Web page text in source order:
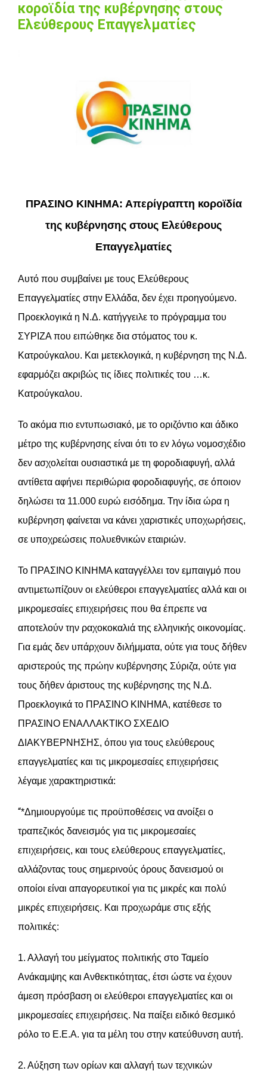
κοροϊδία της κυβέρνησης στους
Ελεύθερους Επαγγελματίες
ΠΡΑΣΙΝΟ ΚΙΝΗΜΑ: Απερίγραπτη κοροϊδία
της κυβέρνησης στους Ελεύθερους
Επαγγελματίες
Αυτό που συμβαίνει με τους Ελεύθερους
Επαγγελματίες στην Ελλάδα, δεν έχει προηγούμενο.
Προεκλογικά η Ν.Δ. κατήγγειλε το πρόγραμμα του
ΣΥΡΙΖΑ που ειπώθηκε δια στόματος του κ.
Κατρούγκαλου. Και μετεκλογικά, η κυβέρνηση της Ν.Δ.
εφαρμόζει ακριβώς τις ίδιες πολιτικές του …κ.
Κατρούγκαλου.
Το ακόμα πιο εντυπωσιακό, με το οριζόντιο και άδικο
μέτρο της κυβέρνησης είναι ότι το εν λόγω νομοσχέδιο
δεν ασχολείται ουσιαστικά με τη φοροδιαφυγή, αλλά
αντίθετα αφήνει περιθώρια φοροδιαφυγής, σε όποιον
δηλώσει τα 11.000 ευρώ εισόδημα. Την ίδια ώρα η
κυβέρνηση φαίνεται να κάνει χαριστικές υποχωρήσεις,
σε υποχρεώσεις πολυεθνικών εταιριών.
Το ΠΡΑΣΙΝΟ ΚΙΝΗΜΑ καταγγέλλει τον εμπαιγμό που
αντιμετωπίζουν οι ελεύθεροι επαγγελματίες αλλά και οι
μικρομεσαίες επιχειρήσεις που θα έπρεπε να
αποτελούν την ραχοκοκαλιά της ελληνικής οικονομίας.
Για εμάς δεν υπάρχουν διλήμματα, ούτε για τους δήθεν
αριστερούς της πρώην κυβέρνησης Σύριζα, ούτε για
τους δήθεν άριστους της κυβέρνησης της Ν.Δ.
Προεκλογικά το ΠΡΑΣΙΝΟ ΚΙΝΗΜΑ, κατέθεσε το
ΠΡΑΣΙΝΟ ΕΝΑΛΛΑΚΤΙΚΟ ΣΧΕΔΙΟ
ΔΙΑΚΥΒΕΡΝΗΣΗΣ, όπου για τους ελεύθερους
επαγγελματίες και τις μικρομεσαίες επιχειρήσεις
λέγαμε χαρακτηριστικά:
“*Δημιουργούμε τις προϋποθέσεις να ανοίξει ο
τραπεζικός δανεισμός για τις μικρομεσαίες
επιχειρήσεις, και τους ελεύθερους επαγγελματίες,
αλλάζοντας τους σημερινούς όρους δανεισμού οι
οποίοι είναι απαγορευτικοί για τις μικρές και πολύ
μικρές επιχειρήσεις. Και προχωράμε στις εξής
πολιτικές:
1. Αλλαγή του μείγματος πολιτικής στο Ταμείο
Ανάκαμψης και Ανθεκτικότητας, έτσι ώστε να έχουν
άμεση πρόσβαση οι ελεύθεροι επαγγελματίες και οι
μικρομεσαίες επιχειρήσεις. Να παίξει ειδικό θεσμικό
ρόλο το Ε.Ε.Α. για τα μέλη του στην κατεύθυνση αυτή.
2. Αύξηση των ορίων και αλλαγή των τεχνικών